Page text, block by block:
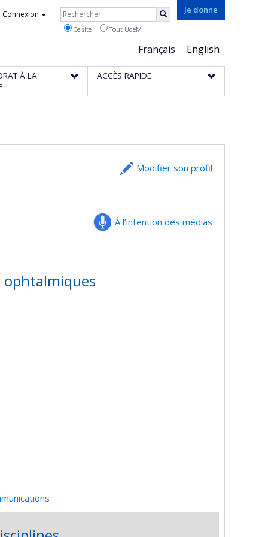
Je donne
Choix
de
la
Français English
Connexion Rechercher
Ce site Tout UdeM
À LA ACCÈS RAPIDE
Modifier son profil
À l’intention des médias
ophtalmiques